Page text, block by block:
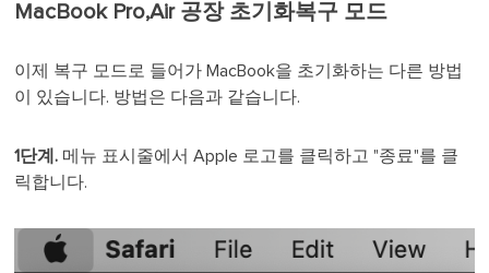
MacBook Pro,Air 공장 초기화복구 모드
이제 복구 모드로 들어가 MacBook을 초기화하는 다른 방법
이 있습니다. 방법은 다음과 같습니다.
1단계. 메뉴 표시줄에서 Apple 로고를 클릭하고 "종료"를 클
릭합니다.